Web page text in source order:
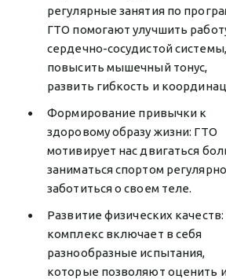
регулярные занятия по
ГТО помогают улучшить
сердечно-сосудистой системы,
повысить мышечный тонус,
развить гибкость и
Формирование привычки к
здоровому образу жизни: ГТО
мотивирует нас двигаться
заниматься спортом
заботиться о своем теле.
Развитие физических качеств:
комплекс включает в себя
разнообразные испытания,
которые позволяют оценить